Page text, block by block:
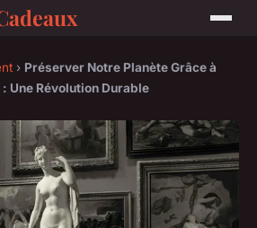
› Préserver Notre Planète Grâce à
Une Révolution Durable